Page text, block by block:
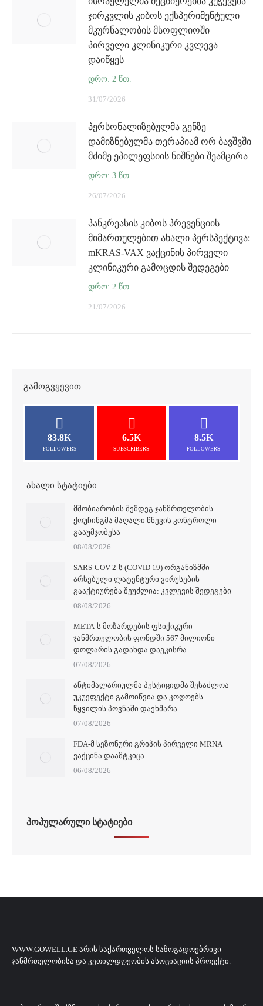
ჯირკვლის კიბოს ექსპერიმენტული
მკურნალობის მსოფლიოში
პირველი კლინიკური კვლევა
დაიწყეს
31/07/2026
პერსონალიზებულმა გენზე
დამიზნებულმა თერაპიამ ორ ბავშვში
მძიმე ეპილეფსიის ნიშნები შეამცირა
26/07/2026
პანკრეასის კიბოს პრევენციის
მიმართულებით ახალი პერსპექტივა:
mKRAS-VAX ვაქცინის პირველი
კლინიკური გამოცდის შედეგები
21/07/2026
ᲒᲐᲛᲝᲒᲕᲧᲔᲕᲘᲗ
83.8K
FOLLOWERS
6.5K
SUBSCRIBERS
8.5K
FOLLOWERS
ᲐᲮᲐᲚᲘ ᲡᲢᲐᲢᲘᲔᲑᲘ
ᲛᲨᲝᲑᲘᲐᲠᲝᲑᲘᲡ ᲨᲔᲛᲓᲔᲒ ᲯᲐᲜᲛᲠᲗᲔᲚᲝᲑᲘᲡ
ᲥᲝᲣᲩᲘᲜᲒᲛᲐ ᲛᲐᲦᲐᲚᲘ ᲬᲜᲔᲕᲘᲡ ᲙᲝᲜᲢᲠᲝᲚᲘ
ᲒᲐᲐᲣᲛᲯᲝᲑᲔᲡᲐ
08/08/2026
SARS-COV-2-Ს (COVID 19) ᲝᲠᲒᲐᲜᲘᲖᲛᲨᲘ
ᲐᲠᲡᲔᲑᲣᲚᲘ ᲚᲐᲢᲔᲜᲢᲣᲠᲘ ᲕᲘᲠᲣᲡᲔᲑᲘᲡ
ᲒᲐᲐᲥᲢᲘᲣᲠᲔᲑᲐ ᲨᲔᲣᲫᲚᲘᲐ: ᲙᲕᲚᲔᲕᲘᲡ ᲨᲔᲓᲔᲒᲔᲑᲘ
08/08/2026
META-Ს ᲛᲝᲖᲐᲠᲓᲔᲑᲘᲡ ᲤᲡᲘᲥᲘᲙᲣᲠᲘ
ᲯᲐᲜᲛᲠᲗᲔᲚᲝᲑᲘᲡ ᲤᲝᲜᲓᲨᲘ 567 ᲛᲘᲚᲘᲝᲜᲘ
ᲓᲝᲚᲐᲠᲘᲡ ᲒᲐᲓᲐᲮᲓᲐ ᲓᲐᲔᲙᲘᲡᲠᲐ
07/08/2026
ᲐᲜᲢᲘᲛᲐᲚᲐᲠᲘᲣᲚᲛᲐ ᲞᲔᲡᲢᲘᲪᲘᲓᲛᲐ ᲨᲔᲡᲐᲫᲚᲝᲐ
ᲣᲙᲣᲔᲤᲔᲥᲢᲘ ᲒᲐᲛᲝᲘᲬᲕᲘᲐ ᲓᲐ ᲙᲝᲦᲝᲔᲑᲡ
ᲬᲧᲕᲘᲚᲘᲡ ᲞᲝᲕᲜᲐᲨᲘ ᲓᲐᲔᲮᲛᲐᲠᲐ
07/08/2026
FDA-Მ ᲡᲔᲖᲝᲜᲣᲠᲘ ᲒᲠᲘᲞᲘᲡ ᲞᲘᲠᲕᲔᲚᲘ MRNA
ᲕᲐᲥᲪᲘᲜᲐ ᲓᲐᲐᲛᲢᲙᲘᲪᲐ
06/08/2026
ᲞᲝᲞᲣᲚᲐᲠᲣᲚᲘ ᲡᲢᲐᲢᲘᲔᲑᲘ
WWW.GOWELL.GE ᲐᲠᲘᲡ ᲡᲐᲥᲐᲠᲗᲕᲔᲚᲝᲡ ᲡᲐᲖᲝᲒᲐᲓᲝᲔᲑᲠᲘᲕᲘ
ᲯᲐᲜᲛᲠᲗᲔᲚᲝᲑᲘᲡᲐ ᲓᲐ ᲙᲔᲗᲘᲚᲓᲦᲔᲝᲑᲘᲡ ᲐᲡᲝᲪᲘᲐᲪᲘᲘᲡ ᲞᲠᲝᲔᲥᲢᲘ.